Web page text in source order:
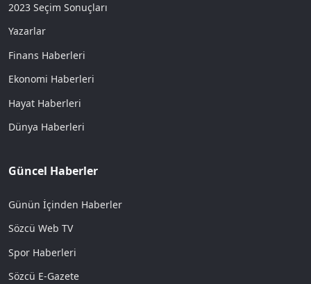
2023 Seçim Sonuçları
Yazarlar
Finans Haberleri
Ekonomi Haberleri
Hayat Haberleri
Dünya Haberleri
Güncel Haberler
Günün İçinden Haberler
Sözcü Web TV
Spor Haberleri
Sözcü E-Gazete